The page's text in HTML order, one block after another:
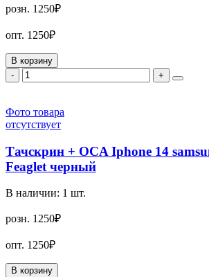
розн. 1250₽
опт. 1250₽
В корзину
-
+
Фото товара
отсутствует
Тачскрин + OCA Iphone 14
Feaglet черный
В наличии: 1 шт.
розн. 1250₽
опт. 1250₽
В корзину